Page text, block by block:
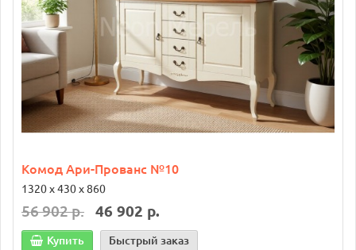
Комод Ари-Прованс №10
1320 х 430 х 860
56 902 р. 46 902 р.
Купить Быстрый заказ